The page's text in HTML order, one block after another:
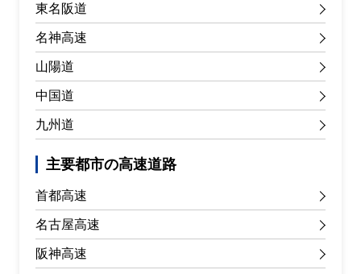
東名阪道
名神高速
山陽道
中国道
九州道
主要都市の高速道路
首都高速
名古屋高速
阪神高速